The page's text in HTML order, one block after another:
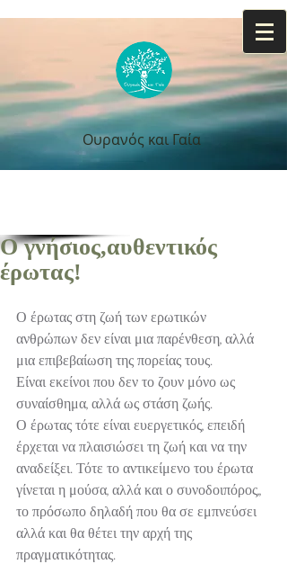
Ουρανός και Γαία
Ουρανός και Γαία
Ο γνήσιος,αυθεντικός
έρωτας!
Ο έρωτας στη ζωή των ερωτικών
ανθρώπων δεν είναι μια παρένθεση, αλλά
μια επιβεβαίωση της πορείας τους.
Είναι εκείνοι που δεν το ζουν μόνο ως
συναίσθημα, αλλά ως στάση ζωής.
Ο έρωτας τότε είναι ευεργετικός, επειδή
έρχεται να πλαισιώσει τη ζωή και να την
αναδείξει. Τότε το αντικείμενο του έρωτα
γίνεται η μούσα, αλλά και ο συνοδοιπόρος,,
το πρόσωπο δηλαδή που θα σε εμπνεύσει
αλλά και θα θέτει την αρχή της
πραγματικότητας.